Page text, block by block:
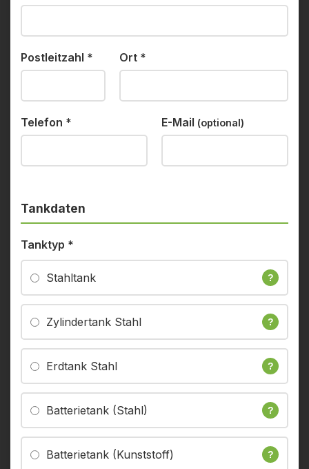
Postleitzahl * Ort *
Telefon * E-Mail (optional)
Tankdaten
Tanktyp *
Stahltank ?
Zylindertank Stahl ?
Erdtank Stahl ?
Batterietank (Stahl) ?
Batterietank (Kunststoff) ?